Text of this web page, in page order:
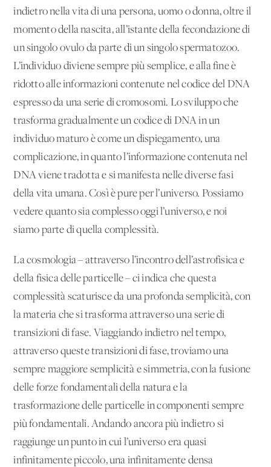
indietro nella vita di una persona, uomo o donna, oltre il
momento della nascita, all’istante della fecondazione di
un singolo ovulo da parte di un singolo spermatozoo.
L’individuo diviene sempre più semplice, e alla fine è
ridotto alle informazioni contenute nel codice del DNA
espresso da una serie di cromosomi. Lo sviluppo che
trasforma gradualmente un codice di DNA in un
individuo maturo è come un dispiegamento, una
complicazione, in quanto l’informazione contenuta nel
DNA viene tradotta e si manifesta nelle diverse fasi
della vita umana. Così è pure per l’universo. Possiamo
vedere quanto sia complesso oggi l’universo, e noi
siamo parte di quella complessità.
La cosmologia – attraverso l’incontro dell’astrofisica e
della fisica delle particelle – ci indica che questa
complessità scaturisce da una profonda semplicità, con
la materia che si trasforma attraverso una serie di
transizioni di fase. Viaggiando indietro nel tempo,
attraverso queste transizioni di fase, troviamo una
sempre maggiore semplicità e simmetria, con la fusione
delle forze fondamentali della natura e la
trasformazione delle particelle in componenti sempre
più fondamentali. Andando ancora più indietro si
raggiunge un punto in cui l’universo era quasi
infinitamente piccolo, una infinitamente densa